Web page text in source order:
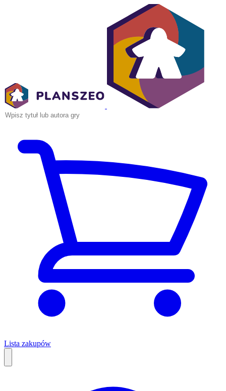
Lista zakupów